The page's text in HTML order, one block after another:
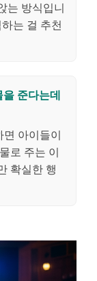
는 방식입니
는 걸 추천
준다는데
아이들이
로 주는 이
확실한 행